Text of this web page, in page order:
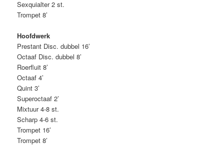
Sexquialter 2 st.
Trompet 8’
Hoofdwerk
Prestant Disc. dubbel 16’
Octaaf Disc. dubbel 8’
Roerfluit 8’
Octaaf 4’
Quint 3’
Superoctaaf 2’
Mixtuur 4-8 st.
Scharp 4-6 st.
Trompet 16’
Trompet 8’